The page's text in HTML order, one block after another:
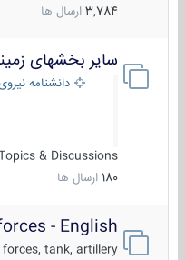
3,784 ارسال ها
سایر بخشهای زمینی
دانشنامه نیروی
& Discussions
180 ارسال ها
forces - English
forces, tank, artillery ...